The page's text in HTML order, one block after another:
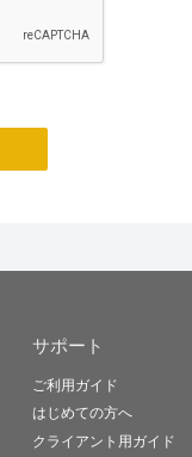
サポート
ご利用ガイド
はじめての方へ
クライアント用ガイド